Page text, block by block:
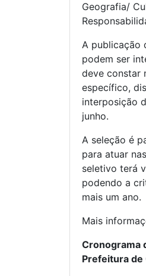
Geografia/
A publicação
podem ser
deve constar
específico,
interposição
junho.
A seleção é
para atuar
seletivo terá
podendo a
mais um ano.
Mais
Cronograma
Prefeitura de